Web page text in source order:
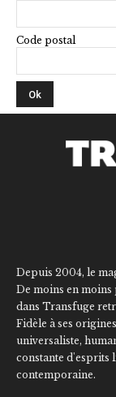
Code postal
Depuis 2004, le
De moins en moins
dans Transfuge
Fidèle à ses
universaliste,
constante d'esprits
contemporaine.